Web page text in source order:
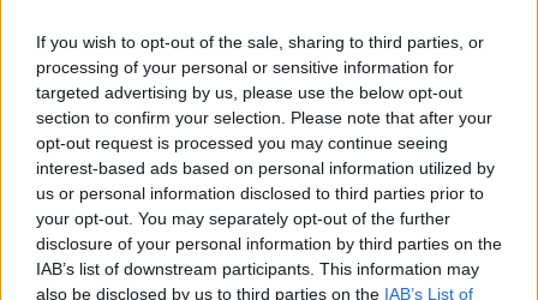
If you wish to opt-out of the sale, sharing to third parties, or
processing of your personal or sensitive information for
targeted advertising by us, please use the below opt-out
section to confirm your selection. Please note that after your
opt-out request is processed you may continue seeing
interest-based ads based on personal information utilized by
us or personal information disclosed to third parties prior to
your opt-out. You may separately opt-out of the further
disclosure of your personal information by third parties on the
IAB’s list of downstream participants. This information may
also be disclosed by us to third parties on the IAB’s List of
Aggius conquista la classifica delle mete più
amate dell’estate 2026
Nuovi posti auto in via La Marmora, parcheggio
provvisorio a La Maddalena
Allarme truffe a Berchidda, falsi incaricati
bussano alle porte